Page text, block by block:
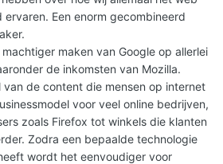
Een enorm gecombineerd
maken van Google op allerlei
de inkomsten van Mozilla.
de content die mensen op internet
voor veel online bedrijven,
zoals Firefox tot winkels die klanten
Zodra een bepaalde technologie
wordt het eenvoudiger voor